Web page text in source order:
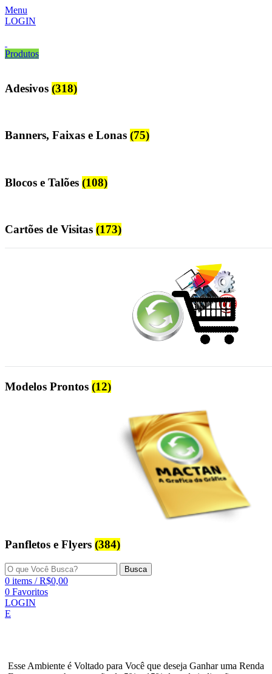
Menu
LOGIN
Produtos
Adesivos (318)
Banners, Faixas e Lonas (75)
Blocos e Talões (108)
Cartões de Visitas (173)
Modelos Prontos (12)
Panfletos e Flyers (384)
Busca
0 items / R$0,00
0 Favoritos
LOGIN
E
Esse Ambiente é Voltado para Você que deseja Ganhar uma Renda